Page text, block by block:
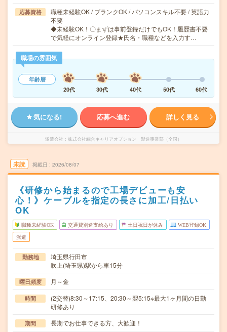
応募資格
職種未経験OK / ブランクOK / パソコンスキル不要 / 英語力
不要
◆未経験OK！〇まずは事前登録だけでもOK！履歴書不要
で気軽にオンライン登録★氏名・職種などを入力す…
職場の雰囲気
年齢層
20代
30代 40代 50代 60代
気になる! 応募へ進む 詳しく見る
派遣会社 株式会社綜合キャリアオプション 製造事業部（全国）
未読 掲載日 2026/08/07
《研修から始まるので工場デビューも安
心！》ケーブルを指定の長さに加工/日払い
OK
職種未経験OK 交通費別途支給あり 土日祝日が休み WEB登録OK
派遣
勤務地
埼玉県行田市
吹上(埼玉県)駅から車15分
曜日頻度 月～金
時間
(2交替)8:30～17:15、20:30～翌5:15※最大1ヶ月間の日勤
研修あり
期間 長期でお仕事できる方、大歓迎！